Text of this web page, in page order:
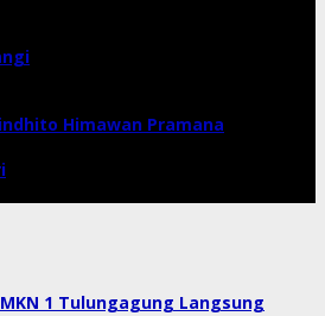
Himawan Pramana
1 Tulungagung Langsung